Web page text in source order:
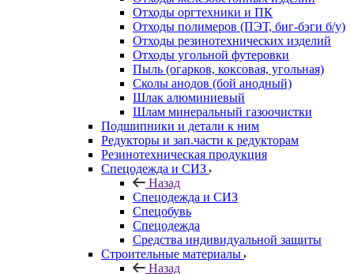
Отходы оргтехники и ПК
Отходы полимеров (ПЭТ, биг-бэги б/у)
Отходы резинотехнических изделий
Отходы угольной футеровки
Пыль (огарков, коксовая, угольная)
Сколы анодов (бой анодный)
Шлак алюминиевый
Шлам минеральный газоочистки
Подшипники и детали к ним
Редукторы и зап.части к редукторам
Резинотехническая продукция
Спецодежда и СИЗ
Назад
Спецодежда и СИЗ
Спецобувь
Спецодежда
Средства индивидуальной защиты
Строительные материалы
Назад